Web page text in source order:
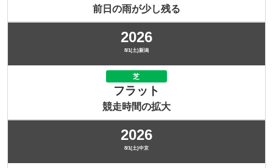
前日の雨が少し残る
2026
8/1(土)新潟
芝
フラット
競走時間の拡大
2026
8/1(土)中京